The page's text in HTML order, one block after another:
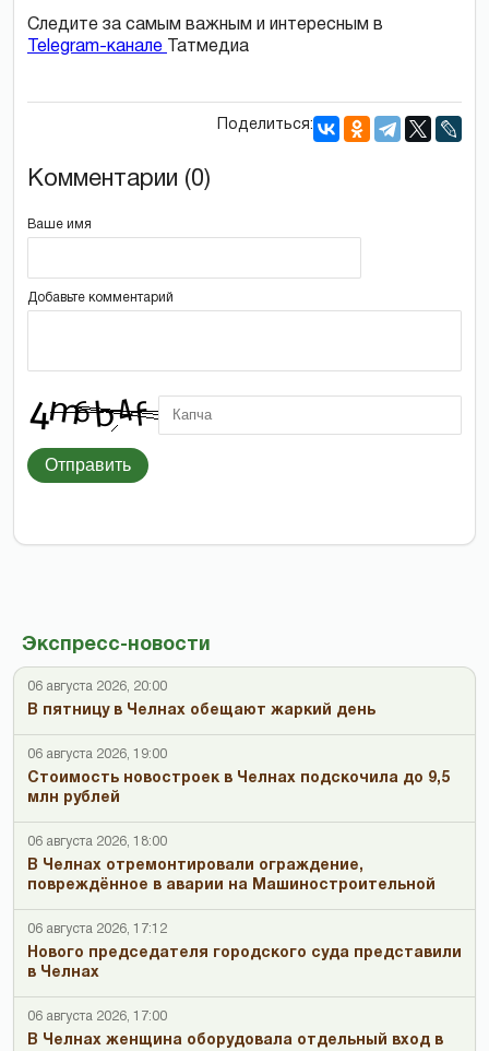
Экспресс-новости
06 августа 2026, 20:00
В пятницу в Челнах обещают жаркий день
06 августа 2026, 19:00
Стоимость новостроек в Челнах подскочила до 9,5
млн рублей
06 августа 2026, 18:00
В Челнах отремонтировали ограждение,
повреждённое в аварии на Машиностроительной
06 августа 2026, 17:12
Нового председателя городского суда представили
в Челнах
06 августа 2026, 17:00
В Челнах женщина оборудовала отдельный вход в
Следите за самым важным и интересным в
Telegram-канале
Татмедиа
Поделиться:
Комментарии (0)
Ваше имя
Добавьте комментарий
Отправить